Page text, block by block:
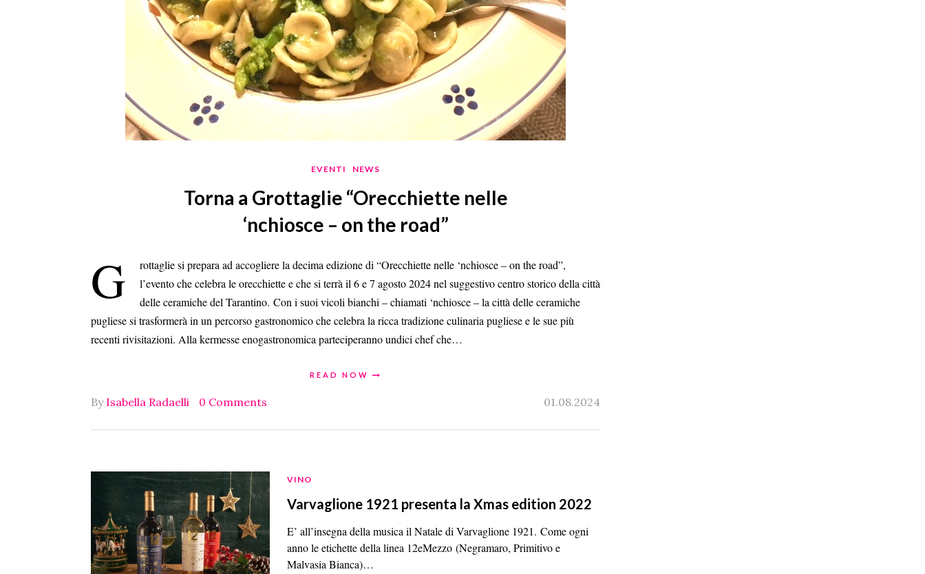
EVENTI NEWS
Torna a Grottaglie “Orecchiette nelle
‘nchiosce – on the road”
G
rottaglie si prepara ad accogliere la decima edizione di “Orecchiette nelle ‘nchiosce – on the road”,
l’evento che celebra le orecchiette e che si terrà il 6 e 7 agosto 2024 nel suggestivo centro storico della città
delle ceramiche del Tarantino. Con i suoi vicoli bianchi – chiamati ‘nchiosce – la città delle ceramiche
pugliese si trasformerà in un percorso gastronomico che celebra la ricca tradizione culinaria pugliese e le sue più
recenti rivisitazioni. Alla kermesse enogastronomica parteciperanno undici chef che…
READ NOW
By Isabella Radaelli 0 Comments 01.08.2024
VINO
Varvaglione 1921 presenta la Xmas edition 2022
E’ all’insegna della musica il Natale di Varvaglione 1921. Come ogni
anno le etichette della linea 12eMezzo (Negramaro, Primitivo e
Malvasia Bianca)…